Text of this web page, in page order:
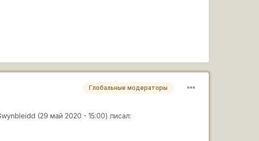
Глобальные модераторы
(29 май 2020 - 15:00) писал: